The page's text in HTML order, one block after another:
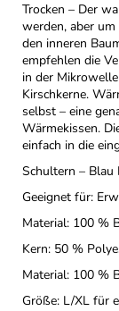
Trocken – Der
werden, aber
den inneren
empfehlen die
in der
Kirschkerne.
selbst – eine
Wärmekissen.
einfach in die
Schultern – Blau
Geeignet für:
Material: 100 %
Kern: 50 %
Material: 100 %
Größe: L/XL für